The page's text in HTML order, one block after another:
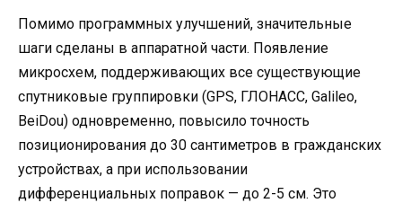
Помимо программных улучшений, значительные
шаги сделаны в аппаратной части. Появление
микросхем, поддерживающих все существующие
спутниковые группировки (GPS, ГЛОНАСС, Galileo,
BeiDou) одновременно, повысило точность
позиционирования до 30 сантиметров в гражданских
устройствах, а при использовании
дифференциальных поправок — до 2-5 см. Это